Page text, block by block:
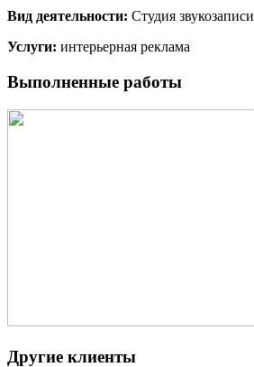
Вид деятельности: Студия звукозаписи
Услуги: интерьерная реклама
Выполненные работы
Другие клиенты